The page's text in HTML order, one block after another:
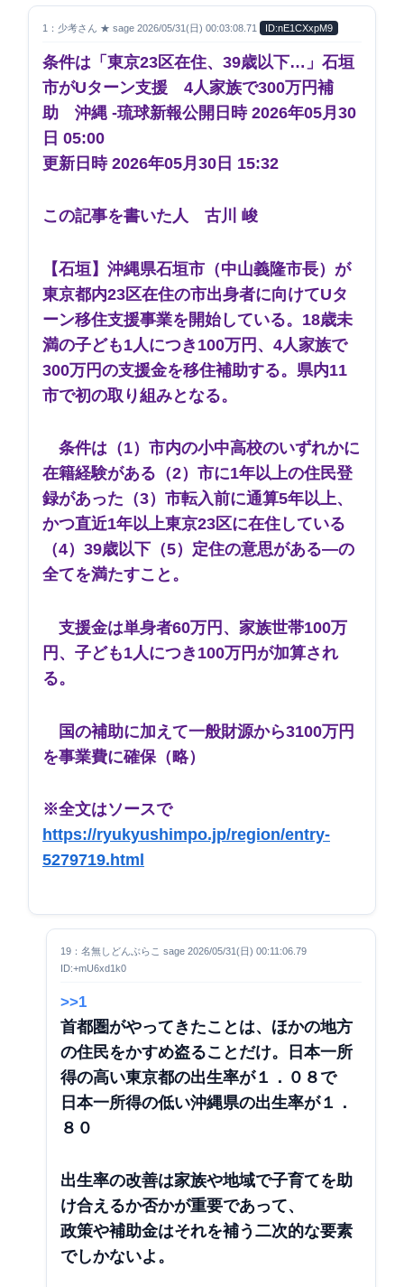
1：少考さん ★ sage 2026/05/31(日) 00:03:08.71 ID:nE1CXxpM9
条件は「東京23区在住、39歳以下…」石垣
市がUターン支援 4人家族で300万円補
助 沖縄 -琉球新報公開日時 2026年05月30
日 05:00
更新日時 2026年05月30日 15:32
この記事を書いた人 古川 峻
【石垣】沖縄県石垣市（中山義隆市長）が
東京都内23区在住の市出身者に向けてUタ
ーン移住支援事業を開始している。18歳未
満の子ども1人につき100万円、4人家族で
300万円の支援金を移住補助する。県内11
市で初の取り組みとなる。
条件は（1）市内の小中高校のいずれかに
在籍経験がある（2）市に1年以上の住民登
録があった（3）市転入前に通算5年以上、
かつ直近1年以上東京23区に在住している
（4）39歳以下（5）定住の意思がある―の
全てを満たすこと。
支援金は単身者60万円、家族世帯100万
円、子ども1人につき100万円が加算され
る。
国の補助に加えて一般財源から3100万円
を事業費に確保（略）
※全文はソースで
https://ryukyushimpo.jp/region/entry-
5279719.html
19：名無しどんぶらこ sage 2026/05/31(日) 00:11:06.79
ID:+mU6xd1k0
>>1
首都圏がやってきたことは、ほかの地方
の住民をかすめ盗ることだけ。
日本一所
得の高い東京都の出生率が１．０８で
日本一所得の低い沖縄県の出生率が１．
８０
出生率の改善は家族や地域で子育てを助
け合えるか否かが重要であって、
政策や補助金はそれを補う二次的な要素
でしかないよ。